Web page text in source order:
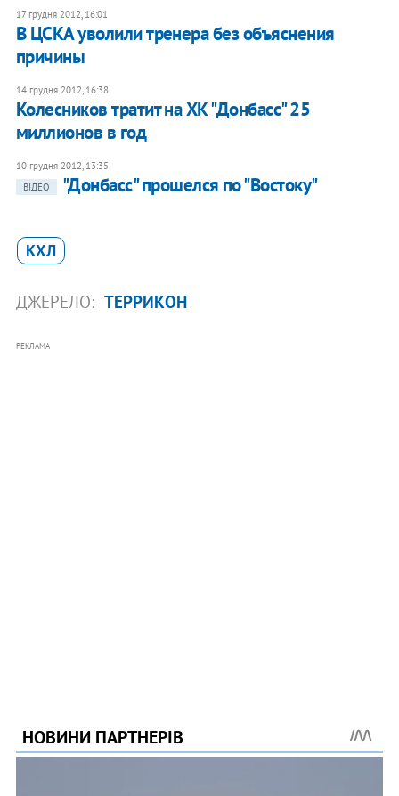
17 грудня 2012, 16:01
В ЦСКА уволили тренера без объяснения
причины
14 грудня 2012, 16:38
Колесников тратит на ХК "Донбасс" 25
миллионов в год
10 грудня 2012, 13:35
ВІДЕО
"Донбасс" прошелся по "Востоку"
КХЛ
ДЖЕРЕЛО: ТЕРРИКОН
РЕКЛАМА